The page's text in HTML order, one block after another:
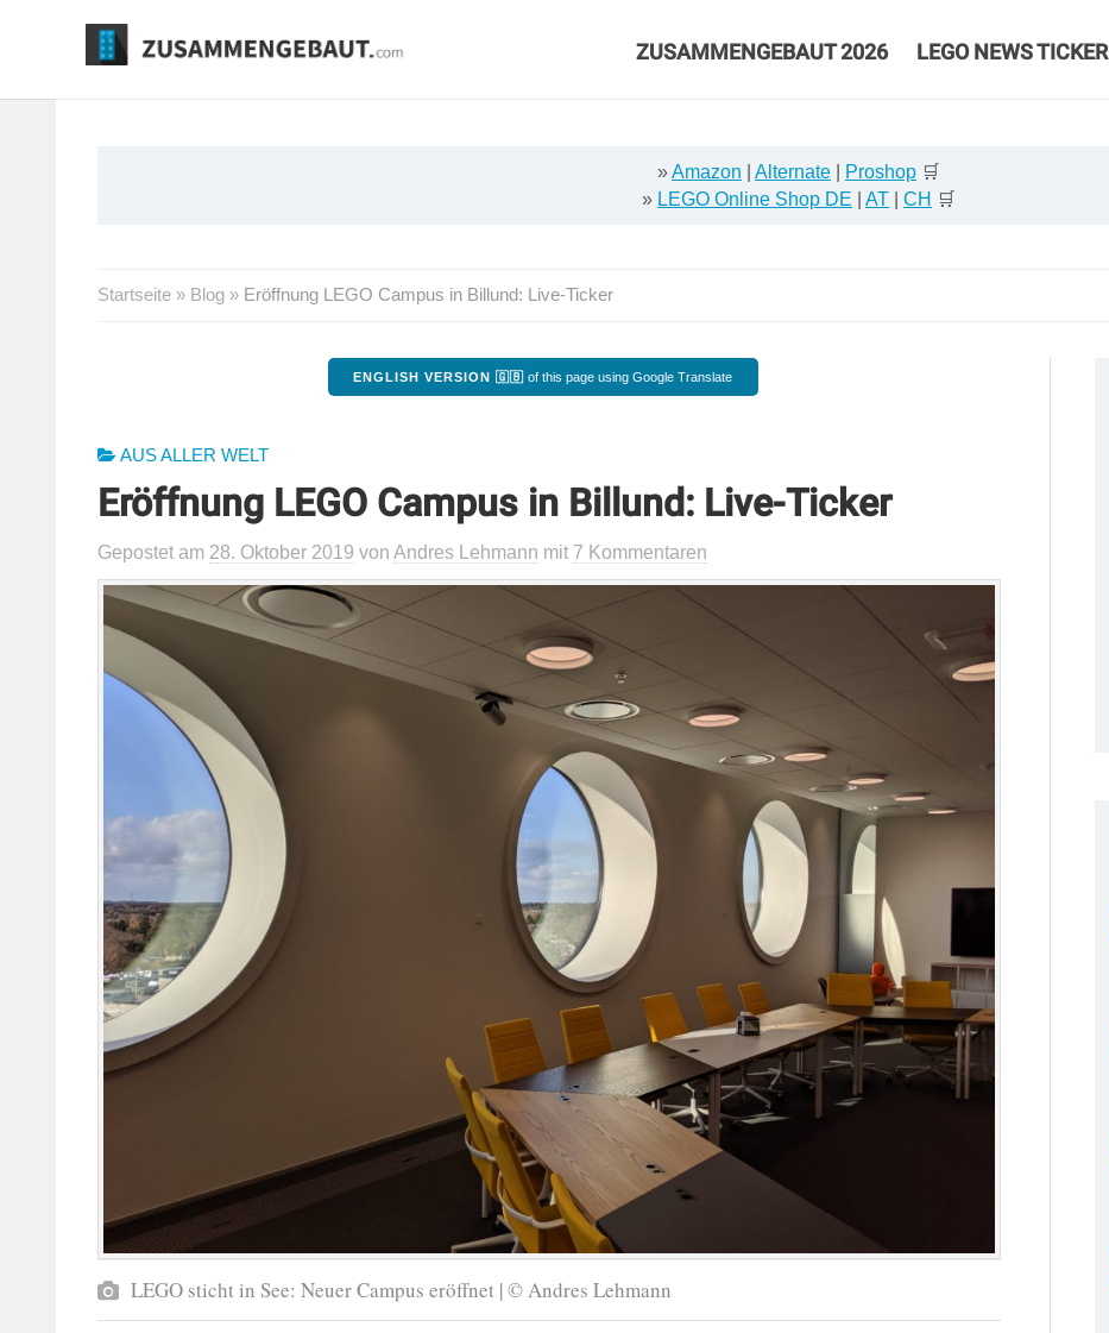
ZUSAMMENGEBAUT 2026 LEGO NEWS TICKER
»Amazon Alternate Proshop 🛒
» LEGO Online Shop DE AT CH 🛒
Startseite » Blog » Eröffnung LEGO Campus in Billund: Live-Ticker
ENGLISH VERSION 🇬🇧 of this page using Google Translate
AUS ALLER WELT
Eröffnung LEGO Campus in Billund: Live-Ticker
Gepostet am 28. Oktober 2019 von Andres Lehmann mit 7 Kommentaren
LEGO sticht in See: Neuer Campus eröffnet | © Andres Lehmann